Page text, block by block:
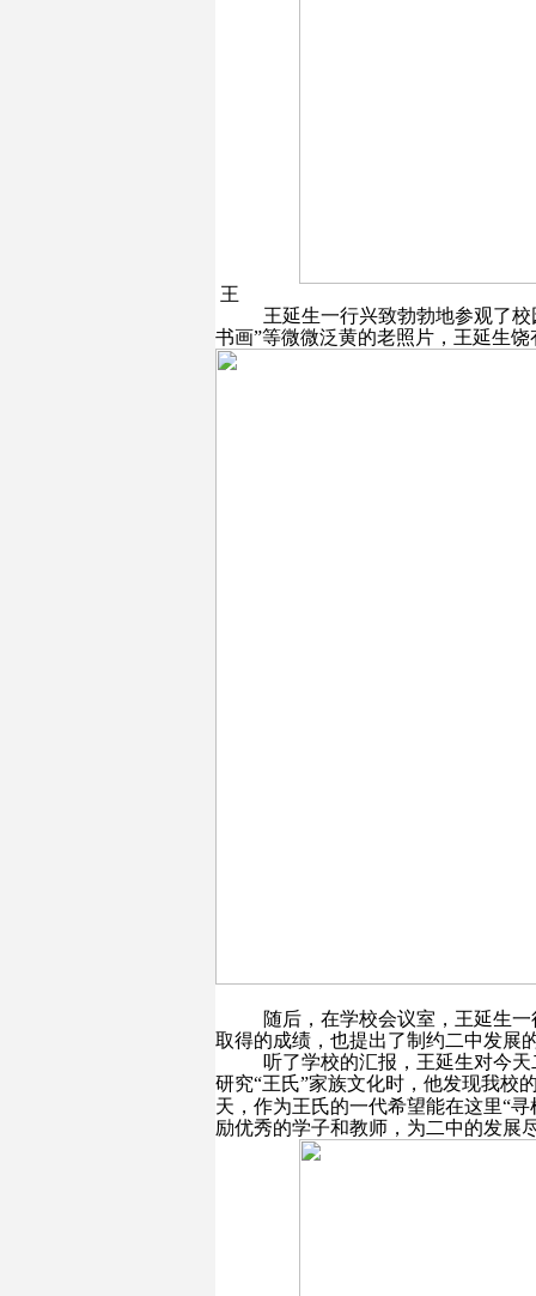
王
王延生一行兴致勃勃地参观了
书画”等微微泛黄的老照片，王延生
随后，在学校会议室，王延生
取得的成绩，也提出了制约二中发展
听了学校的汇报，王延生对今
研究“王氏”家族文化时，他发现我校
天，作为王氏的一代希望能在这里“
励优秀的学子和教师，为二中的发展